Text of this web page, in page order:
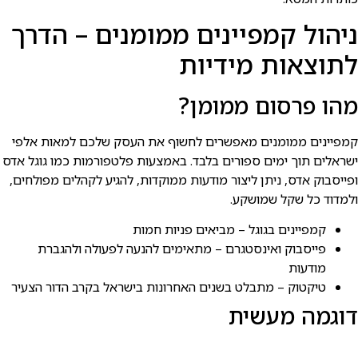
ניהול קמפיינים ממומנים – הדרך
לתוצאות מידיות
מהו פרסום ממומן?
קמפיינים ממומנים מאפשרים לחשוף את העסק שלכם למאות אלפי
ישראלים תוך ימים ספורים בלבד. באמצעות פלטפורמות כמו גוגל אדס
ופייסבוק אדס, ניתן ליצור מודעות ממוקדות, להגיע לקהלים מפולחים,
ולמדוד כל שקל שמושקע.
קמפיינים בגוגל – מביאים פניות חמות
פייסבוק ואינסטגרם – מתאימים להנעה לפעולה ולהגברת
מודעות
טיקטוק – מתבלט בשנים האחרונות בישראל בקרב הדור הצעיר
דוגמה מעשית